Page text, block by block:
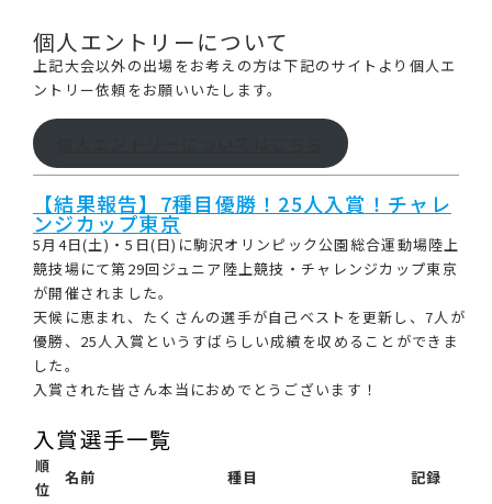
個人エントリーについて
上記大会以外の出場をお考えの方は下記のサイトより個人エ
ントリー依頼をお願いいたします。
【結果報告】7種目優勝！25人入賞！チャレ
ンジカップ東京
5月4日(土)・5日(日)に駒沢オリンピック公園総合運動場陸上
競技場にて第29回ジュニア陸上競技・チャレンジカップ東京
が開催されました。
天候に恵まれ、たくさんの選手が自己ベストを更新し、7人が
優勝、25人入賞というすばらしい成績を収めることができま
した。
入賞された皆さん本当におめでとうございます！
入賞選手一覧
順
位
名前 種目 記録